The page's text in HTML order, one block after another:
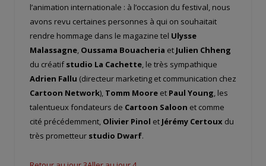
l’animation internationale : à l’occasion du festival, nous
avons revu certaines personnes à qui on souhaitait
rendre hommage dans le magazine tel Ulysse
Malassagne, Oussama Bouacheria et Julien Chheng
du créatifstudio La Cachette, le très sympathique
Adrien Fallu (directeur marketing et communication chez
Cartoon Network), Tomm Moore et Paul Young, les
talentueux fondateurs de Cartoon Saloon et comme
cité précédemment, Olivier Pinol et Jérémy Certoux du
très prometteur studio Dwarf.